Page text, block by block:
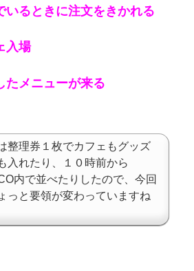
るときに注文をきかれる
入場
メニューが来る
整理券１枚でカフェもグッズ
入れたり、１０時前から
内で並べたりしたので、今回
っと要領が変わっていますね